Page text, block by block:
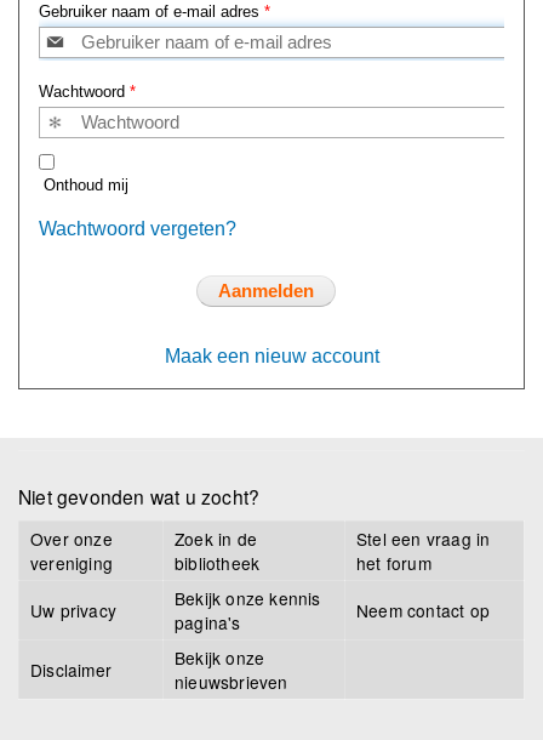
Gebruiker naam of e-mail adres *
Wachtwoord *
Onthoud mij
Wachtwoord vergeten?
Maak een nieuw account
Niet gevonden wat u zocht?
Over onze
vereniging
Zoek in de
bibliotheek
Stel een vraag in
het forum
Uw privacy
Bekijk onze kennis
pagina's
Neem contact op
Disclaimer
Bekijk onze
nieuwsbrieven